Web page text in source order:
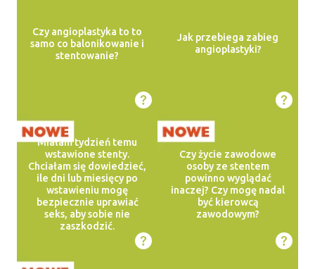
Czy angioplastyka to to
samo co balonikowanie i
stentowanie?
Jak przebiega zabieg
angioplastyki?
Miałam tydzień temu
wstawione stenty.
Chciałam się dowiedzieć,
ile dni lub miesięcy po
wstawieniu mogę
bezpiecznie uprawiać
seks, aby sobie nie
zaszkodzić.
Czy życie zawodowe
osoby ze stentem
powinno wyglądać
inaczej? Czy mogę nadal
być kierowcą
zawodowym?